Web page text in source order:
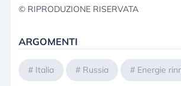
© RIPRODUZIONE RISERVATA
ARGOMENTI
# Italia # Russia # Energie